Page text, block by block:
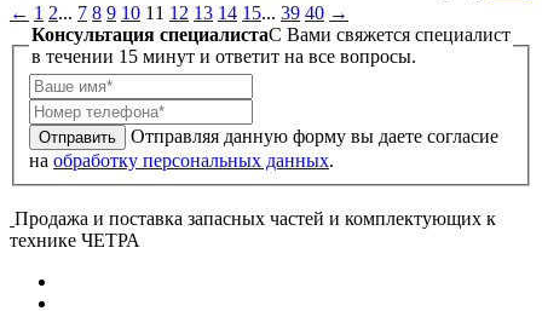
← 1 2... 7 8 9 10 11 12 13 14 15... 39 40 →
Консультация специалистаC Вами свяжется специалист
в течении 15 минут и ответит на все вопросы.
Отправить
Отправляя данную форму вы даете согласие
на обработку персональных данных.
Продажа и поставка запасных частей и комплектующих к
технике ЧЕТРА